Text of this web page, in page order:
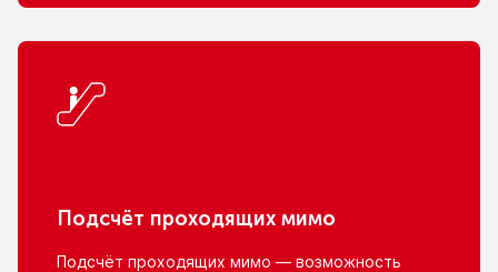
Подсчёт проходящих мимо
Подсчёт проходящих мимо — возможность